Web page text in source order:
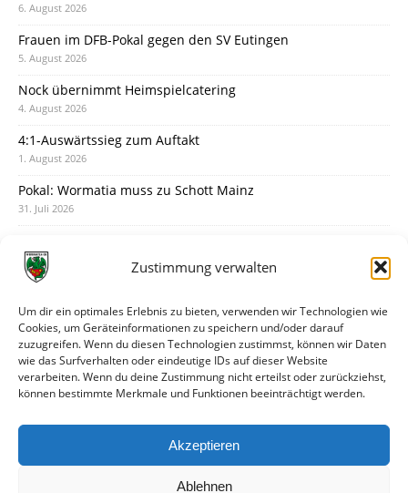
Zustimmung verwalten
Um dir ein optimales Erlebnis zu bieten, verwenden wir Technologien wie
Cookies, um Geräteinformationen zu speichern und/oder darauf
zuzugreifen. Wenn du diesen Technologien zustimmst, können wir Daten
wie das Surfverhalten oder eindeutige IDs auf dieser Website
verarbeiten. Wenn du deine Zustimmung nicht erteilst oder zurückziehst,
können bestimmte Merkmale und Funktionen beeinträchtigt werden.
Akzeptieren
Ablehnen
6. August 2026
Frauen im DFB-Pokal gegen den SV Eutingen
5. August 2026
Nock übernimmt Heimspielcatering
4. August 2026
4:1-Auswärtssieg zum Auftakt
1. August 2026
Pokal: Wormatia muss zu Schott Mainz
31. Juli 2026
30. Juli 2026
28. Juli 2026
Neuer Rückensponsor
28. Juli 2026
Neue Podcast-Folge: So tickt Björn!
Eindrücke vom Stadionfest
27. Juli 2026